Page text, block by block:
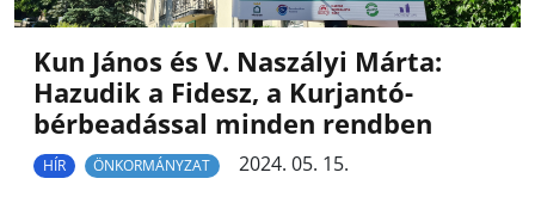
Kun János és V. Naszályi Márta:
Hazudik a Fidesz, a Kurjantó-
bérbeadással minden rendben
HÍR ÖNKORMÁNYZAT
2024. 05. 15.